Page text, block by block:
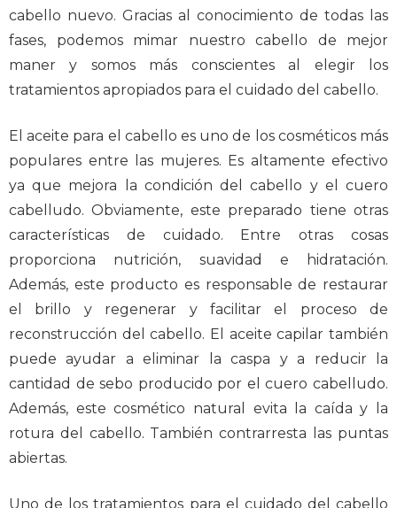
cabello nuevo. Gracias al conocimiento de todas las
fases, podemos mimar nuestro cabello de mejor
maner y somos más conscientes al elegir los
tratamientos apropiados para el cuidado del cabello.
El aceite para el cabello es uno de los cosméticos más
populares entre las mujeres. Es altamente efectivo
ya que mejora la condición del cabello y el cuero
cabelludo. Obviamente, este preparado tiene otras
características de cuidado. Entre otras cosas
proporciona nutrición, suavidad e hidratación.
Además, este producto es responsable de restaurar
el brillo y regenerar y facilitar el proceso de
reconstrucción del cabello. El aceite capilar también
puede ayudar a eliminar la caspa y a reducir la
cantidad de sebo producido por el cuero cabelludo.
Además, este cosmético natural evita la caída y la
rotura del cabello. También contrarresta las puntas
abiertas.
Uno de los tratamientos para el cuidado del cabello